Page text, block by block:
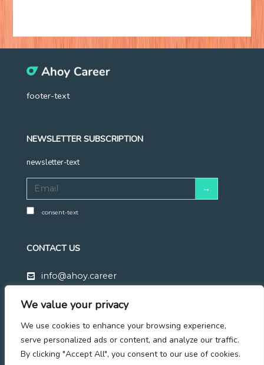
We value your privacy
We use cookies to enhance your browsing experience,
serve personalized ads or content, and analyze our traffic.
By clicking "Accept All", you consent to our use of cookies.
footer-text
CONTACT US
info@ahoy.career
Facebook
NEWSLETTER SUBSCRIPTION
newsletter-text
consent-text